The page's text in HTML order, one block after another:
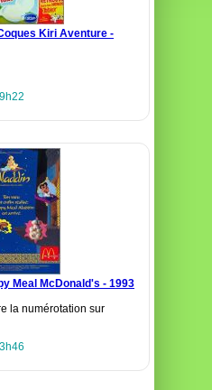
Kiri Aventure -
Meal McDonald's - 1993
la numérotation sur